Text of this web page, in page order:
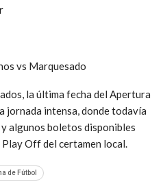
vs Marquesado
la última fecha del Apertura
jornada intensa, donde todavía
algunos boletos disponibles
Off del certamen local.
de Fútbol